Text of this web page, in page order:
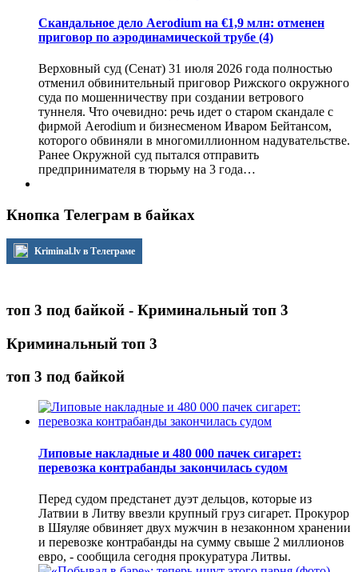
Скандальное дело Aerodium на €1,9 млн: отменен
приговор по аэродинамической трубе (4)
Верховный суд (Сенат) 31 июля 2026 года полностью
отменил обвинительный приговор Рижского окружного
суда по мошенничеству при создании ветрового
туннеля. Что очевидно: речь идет о старом скандале с
фирмой Aerodium и бизнесменом Иваром Бейтансом,
которого обвиняли в многомиллионном надувательстве.
Ранее Окружной суд пытался отправить
предпринимателя в тюрьму на 3 года…
Кнопка Телеграм в байках
Kriminal.lv в Телеграме
топ 3 под байкой - Криминальный топ 3
Криминальный топ 3
топ 3 под байкой
Липовые накладные и 480 000 пачек сигарет:
перевозка контрабанды закончилась судом
Перед судом предстанет дуэт дельцов, которые из
Латвии в Литву ввезли крупный груз сигарет. Прокурор
в Шяуляе обвиняет двух мужчин в незаконном хранении
и перевозке контрабанды на сумму свыше 2 миллионов
евро, - сообщила сегодня прокуратура Литвы.